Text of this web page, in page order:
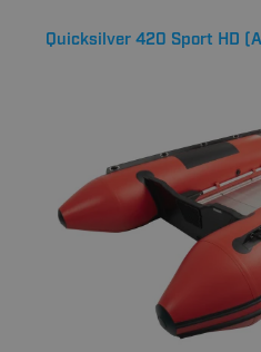
Quicksilver 420 Sport HD